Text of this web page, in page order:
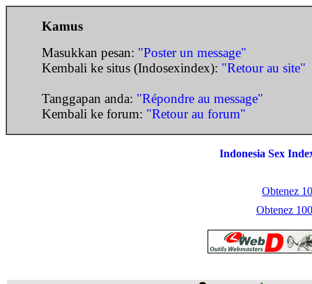
Kamus
Masukkan pesan: "Poster un message"
Kembali ke situs (Indosexindex): "Retour au site"
Tanggapan anda: "Répondre au message"
Kembali ke forum: "Retour au forum"
Indonesia Sex
Obtenez
Obtenez